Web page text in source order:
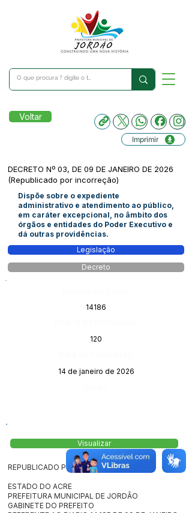
Voltar
Imprimir
DECRETO Nº 03, DE 09 DE JANEIRO DE 2026
(Republicado por incorreção)
Dispõe sobre o expediente
administrativo e atendimento ao público,
em caráter excepcional, no âmbito dos
órgãos e entidades do Poder Executivo e
dá outras providências.
Legislação
Decreto
14186
120
14 de janeiro de 2026
Visualizar
REPUBLICADO POR INCORREÇÃO
ESTADO DO ACRE
PREFEITURA MUNICIPAL DE JORDÃO
GABINETE DO PREFEITO